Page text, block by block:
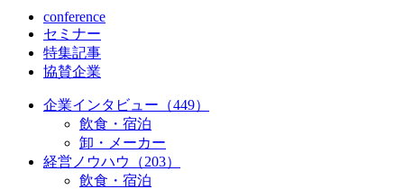
conference
セミナー
特集記事
協賛企業
企業インタビュー（449）
飲食・宿泊
卸・メーカー
経営ノウハウ（203）
飲食・宿泊